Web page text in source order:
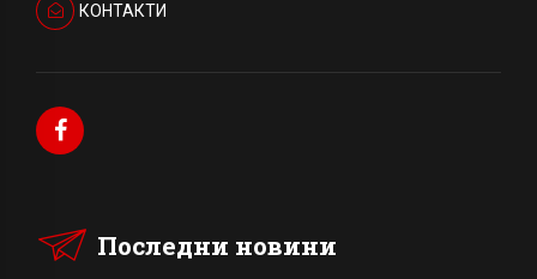
КОНТАКТИ
Последни новини